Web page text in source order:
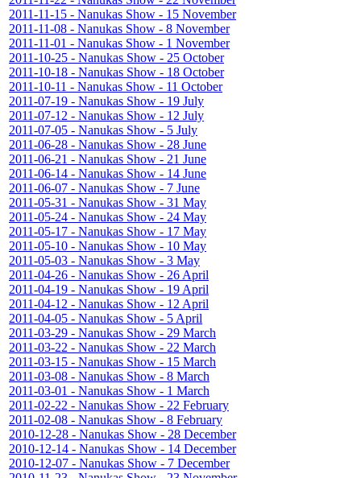
2011-11-15 - Nanukas Show - 15 November
2011-11-08 - Nanukas Show - 8 November
2011-11-01 - Nanukas Show - 1 November
2011-10-25 - Nanukas Show - 25 October
2011-10-18 - Nanukas Show - 18 October
2011-10-11 - Nanukas Show - 11 October
2011-07-19 - Nanukas Show - 19 July
2011-07-12 - Nanukas Show - 12 July
2011-07-05 - Nanukas Show - 5 July
2011-06-28 - Nanukas Show - 28 June
2011-06-21 - Nanukas Show - 21 June
2011-06-14 - Nanukas Show - 14 June
2011-06-07 - Nanukas Show - 7 June
2011-05-31 - Nanukas Show - 31 May
2011-05-24 - Nanukas Show - 24 May
2011-05-17 - Nanukas Show - 17 May
2011-05-10 - Nanukas Show - 10 May
2011-05-03 - Nanukas Show - 3 May
2011-04-26 - Nanukas Show - 26 April
2011-04-19 - Nanukas Show - 19 April
2011-04-12 - Nanukas Show - 12 April
2011-04-05 - Nanukas Show - 5 April
2011-03-29 - Nanukas Show - 29 March
2011-03-22 - Nanukas Show - 22 March
2011-03-15 - Nanukas Show - 15 March
2011-03-08 - Nanukas Show - 8 March
2011-03-01 - Nanukas Show - 1 March
2011-02-22 - Nanukas Show - 22 February
2011-02-08 - Nanukas Show - 8 February
2010-12-28 - Nanukas Show - 28 December
2010-12-14 - Nanukas Show - 14 December
2010-12-07 - Nanukas Show - 7 December